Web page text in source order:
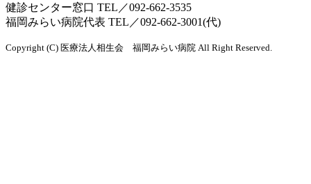
健診センター窓口 TEL／092-662-3535
福岡みらい病院代表 TEL／092-662-3001(代)
Copyright (C) 医療法人相生会 福岡みらい病院 All Right Reserved.